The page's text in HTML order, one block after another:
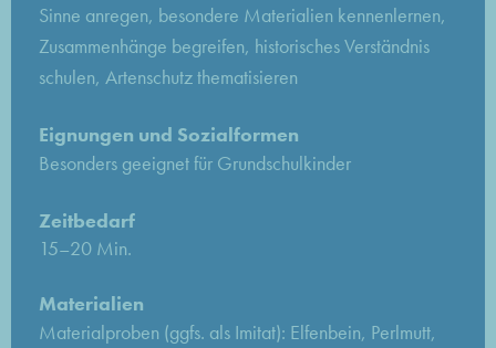
Sinne anregen, besondere Materialien kennenlernen,
Zusammenhänge begreifen, historisches Verständnis
schulen, Artenschutz thematisieren
Eignungen und Sozialformen
Besonders geeignet für Grundschulkinder
Zeitbedarf
15–20 Min.
Materialien
Materialproben (ggfs. als Imitat): Elfenbein, Perlmutt,